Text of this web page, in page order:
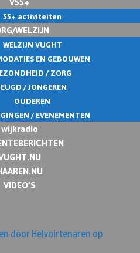
55+ activiteiten
WELZIJN
WELZIJN VUGHT
EN GEBOUWEN
/ ZORG
/ JONGEREN
OUDEREN
/ EVENEMENTEN
wijkradio
VIDEO’S